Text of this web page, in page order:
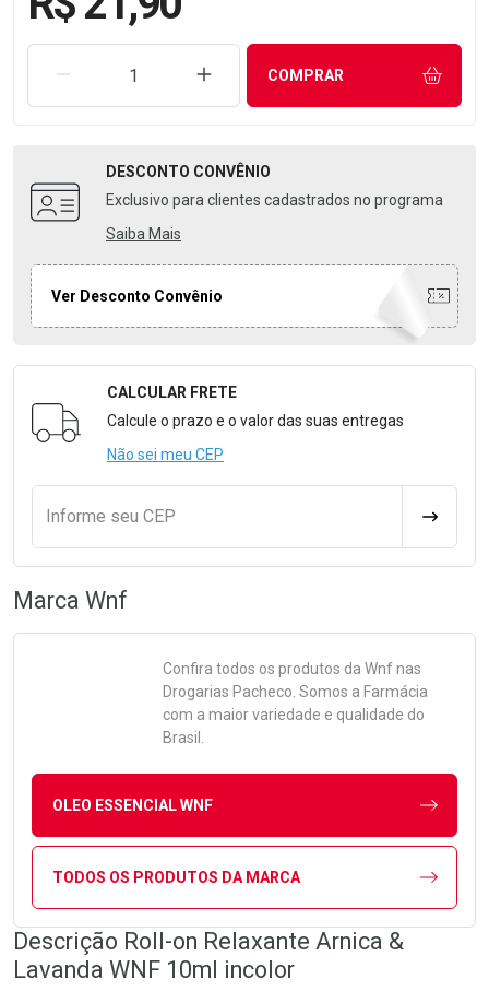
REMOVER UMA UNIDADEAUMENTAR UMA UNIDADE
COMPRAR
DESCONTO CONVÊNIO
Exclusivo para clientes cadastrados no programa
Saiba Mais
Ver Desconto Convênio
Formulário para Calcular o Frete
CALCULAR FRETE
Calcule o prazo e o valor das suas entregas
Não sei meu CEP
Informe seu CEP
Marca Wnf
Confira todos os produtos da Wnfnas
Drogarias Pacheco. Somos a Farmácia
com a maior variedade e qualidade do
Brasil.
OLEO ESSENCIAL WNF
TODOS OS PRODUTOS DA MARCA
Descrição Roll-on Relaxante Arnica &
Lavanda WNF 10ml incolor